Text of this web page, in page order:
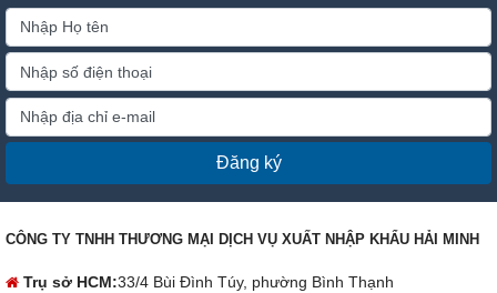
Đăng ký
CÔNG TY TNHH THƯƠNG MẠI DỊCH VỤ XUẤT NHẬP KHẨU HẢI MINH
Trụ sở HCM:33/4 Bùi Đình Túy, phường Bình Thạnh